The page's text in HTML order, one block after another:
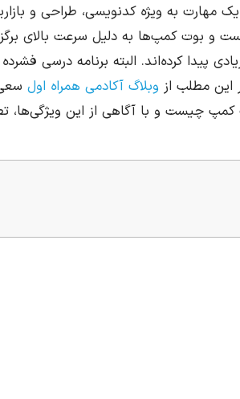
مهارت به ویژه کدنویسی، طراحی و
بوت‌ کمپ‌ها به دلیل سرعت بالای
پیدا کرده‌اند. البته برنامه درسی
این مطلب از وبلاگ آکادمی همراه اول
کمپ چیست و با آگاهی از این ویژگی‌ها،